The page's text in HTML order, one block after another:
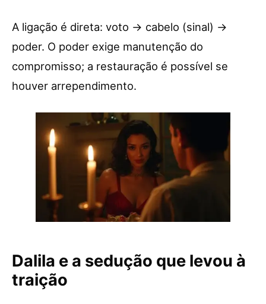
A ligação é direta: voto → cabelo (sinal) →
poder. O poder exige manutenção do
compromisso; a restauração é possível se
houver arrependimento.
Dalila e a sedução que levou à
traição